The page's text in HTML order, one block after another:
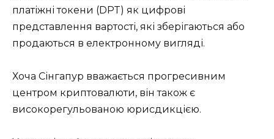
платіжні токени (DPT) як цифрові
представлення вартості, які зберігаються або
продаються в електронному вигляді.
Хоча Сінгапур вважається прогресивним
центром криптовалюти, він також є
високорегульованою юрисдикцією.